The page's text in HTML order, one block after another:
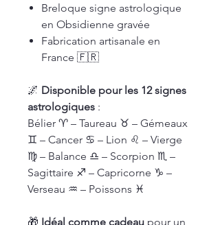
Breloque signe astrologique
en Obsidienne gravée
Fabrication artisanale en
France 🇫🇷
🌌 Disponible pour les 12 signes
astrologiques :
Bélier ♈ – Taureau ♉ – Gémeaux
♊ – Cancer ♋ – Lion ♌ – Vierge
♍ – Balance ♎ – Scorpion ♏ –
Sagittaire ♐ – Capricorne ♑ –
Verseau ♒ – Poissons ♓
🎁 Idéal comme cadeau pour un